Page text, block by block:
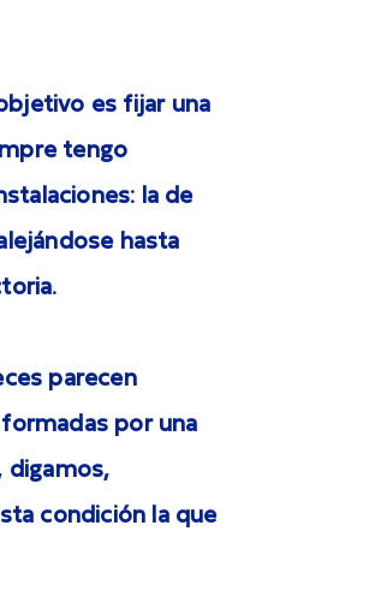
es fijar una
tengo
la de
hasta
parecen
por una
digamos,
condición la que